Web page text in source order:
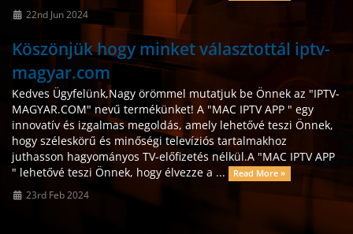
22nd Jun 2024
Köszönjük hogy minket választottál iptv-
magyar.com
Kedves Ügyfelünk,Nagy örömmel mutatjuk be Önnek az "IPTV-
MAGYAR.COM" nevű termékünket! A "MAC IPTV APP " egy
innovatív és izgalmas megoldás, amely lehetővé teszi Önnek,
hogy széleskörű és minőségi televíziós tartalmakhoz
juthasson hagyományos TV-előfizetés nélkül.A "MAC IPTV APP
" lehetővé teszi Önnek, hogy élvezze a ...
Read More »
23rd Feb 2024